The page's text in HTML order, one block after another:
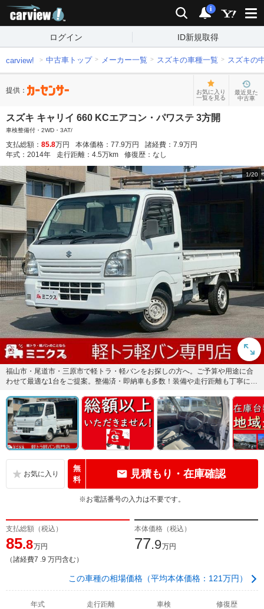
検索 通知
i
ログイン ID新規取得
carview! 中古車トップ メーカー一覧 スズキの車種一覧 スズキの
提供：
お気に入り
一覧を見る
最近見た
中古車
スズキ キャリイ 660 KCエアコン・パワステ 3方開
車検整備付・2WD・3AT/
支払総額： 85.8万円 本体価格： 77.9万円 諸経費： 7.9万円
年式： 2014年 走行距離： 4.5万km 修復歴： なし
1/20
福山市・尾道市・三原市で軽トラ・軽バンをお探しの方へ。ご予算や用途に合
わせて最適な1台をご提案。整備済・即納車も多数！装備や走行距離も丁寧にご
無
料
見積もり・在庫確認
※お電話番号の入力は不要です。
支払総額（税込）
85.8万円
（諸経費7 .9 万円含む）
本体価格（税込）
77.9万円
この車種の相場価格（平均本体価格：121万円）
年式 走行距離
車検
修復歴